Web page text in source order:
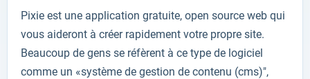
Pixie est une application gratuite, open source web qui
vous aideront à créer rapidement votre propre site.
Beaucoup de gens se réfèrent à ce type de logiciel
comme un «système de gestion de contenu (cms)",